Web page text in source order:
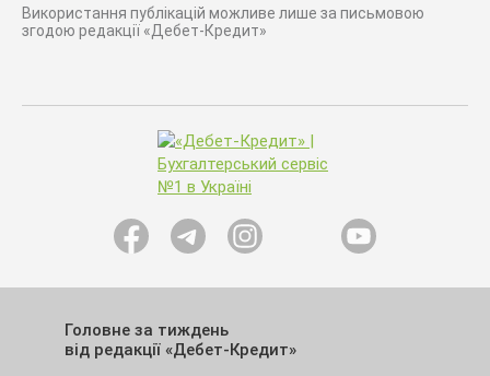
Використання публікацій можливе лише за письмовою
згодою редакції «Дебет-Кредит»
Головне за тиждень
від редакції «Дебет-Кредит»